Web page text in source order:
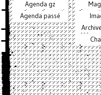
Agenda gz
Agenda passé